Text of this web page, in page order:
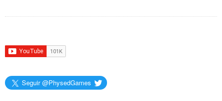
Seguir @PhysedGames